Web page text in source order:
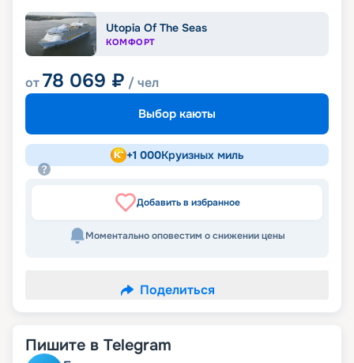
Utopia Of The Seas
КОМФОРТ
от78 069 ₽ / чел
Выбор каюты
+1 000Круизных миль
Добавить в избранное
Моментально оповестим о снижении цены
Поделиться
Пишите в Telegram